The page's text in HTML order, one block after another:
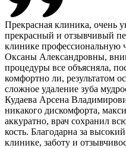
Прекрасная клиника, очень
прекрасный и отзывчивый
клинике профессиональную
Оксаны Александровны,
процедуры все объясняла,
комфортно ли, результатом
сложное удаление зуба
Кудаева Арсена
никакого дискомфорта,
аккуратно, врач сохранил
кость. Благодарна за
клинике, заботу и